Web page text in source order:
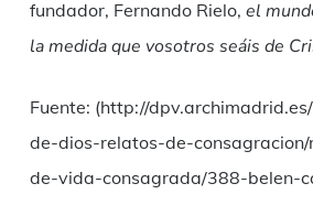
fundador, Fernando Rielo, el
la medida que vosotros seáis de
Fuente: (http://
de-dios-relatos-de-
de-vida-consagrada/388-belen-